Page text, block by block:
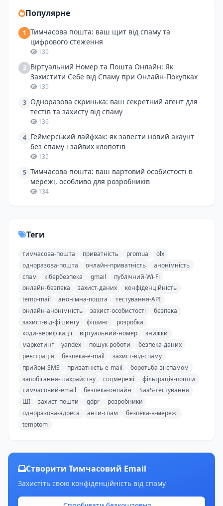
Популярне
1 Тимчасова пошта: ваш щит від спаму та
цифрового стеження
139
2 Віртуальний Номер та Пошта Онлайн: Як
Захистити Себе від Спаму при Онлайн-Покупках
139
3 Одноразова скринька: ваш секретний агент для
тестів та захисту від спаму
136
4 Геймерський лайфхак: як завести новий акаунт
без спаму і зайвих клопотів
135
5 Тимчасова пошта: ваш вартовий особистості в
мережі, особливо для розробників
134
Теги
тимчасова-пошта приватність promua
olx
одноразова-пошта
онлайн-приватність
анонімність
спам
кібербезпека gmail
публічний-Wi-Fi
онлайн-безпека
захист-даних
конфіденційність
temp-mail
анонімна-пошта
тестування-API
онлайн-анонімність
захист-особистості
безпека
захист-від-фішингу
фішинг
розробка
коди-верифікації
віртуальний-номер
знижки
маркетинг
yandex пошук-роботи
безпека-даних
реєстрація
безпека-e-mail
захист-від-спаму
прийом-SMS
приватність-e-mail
боротьба-зі-спамом
запобігання-шахрайству
соцмережі
фільтрація-пошти
тимчасовий-email
безпека-онлайн
SaaS-тестування
ШІ
захист-пошти gdpr
розробники
одноразова-адреса
анти-спам
безпека-в-мережі
temptom
Створити Тимчасовий Email
Захистіть свою конфіденційність від спаму